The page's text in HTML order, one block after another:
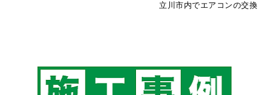
立川市内でエアコンの交換